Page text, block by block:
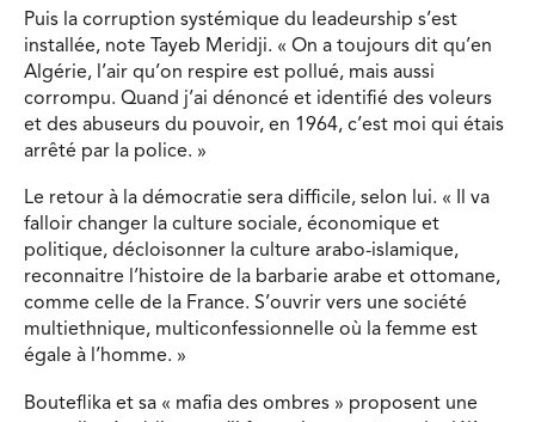
Puis la corruption systémique du leadeurship s’est
installée, note Tayeb Meridji. « On a toujours dit qu’en
Algérie, l’air qu’on respire est pollué, mais aussi
corrompu. Quand j’ai dénoncé et identifié des voleurs
et des abuseurs du pouvoir, en 1964, c’est moi qui étais
arrêté par la police. »
Le retour à la démocratie sera difficile, selon lui. « Il va
falloir changer la culture sociale, économique et
politique, décloisonner la culture arabo-islamique,
reconnaitre l’histoire de la barbarie arabe et ottomane,
comme celle de la France. S’ouvrir vers une société
multiethnique, multiconfessionnelle où la femme est
égale à l’homme. »
Bouteflika et sa « mafia des ombres » proposent une